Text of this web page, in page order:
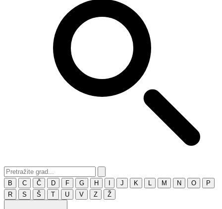
B C Č D F G H J K M N O
P
R
S Š T U V Z Ž